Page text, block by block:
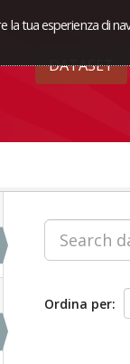
tua esperienza di
DATASET
Ordina per